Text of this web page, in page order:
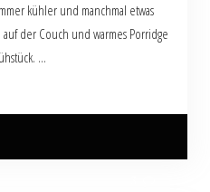
kühler und manchmal etwas
der Couch und warmes Porridge
…